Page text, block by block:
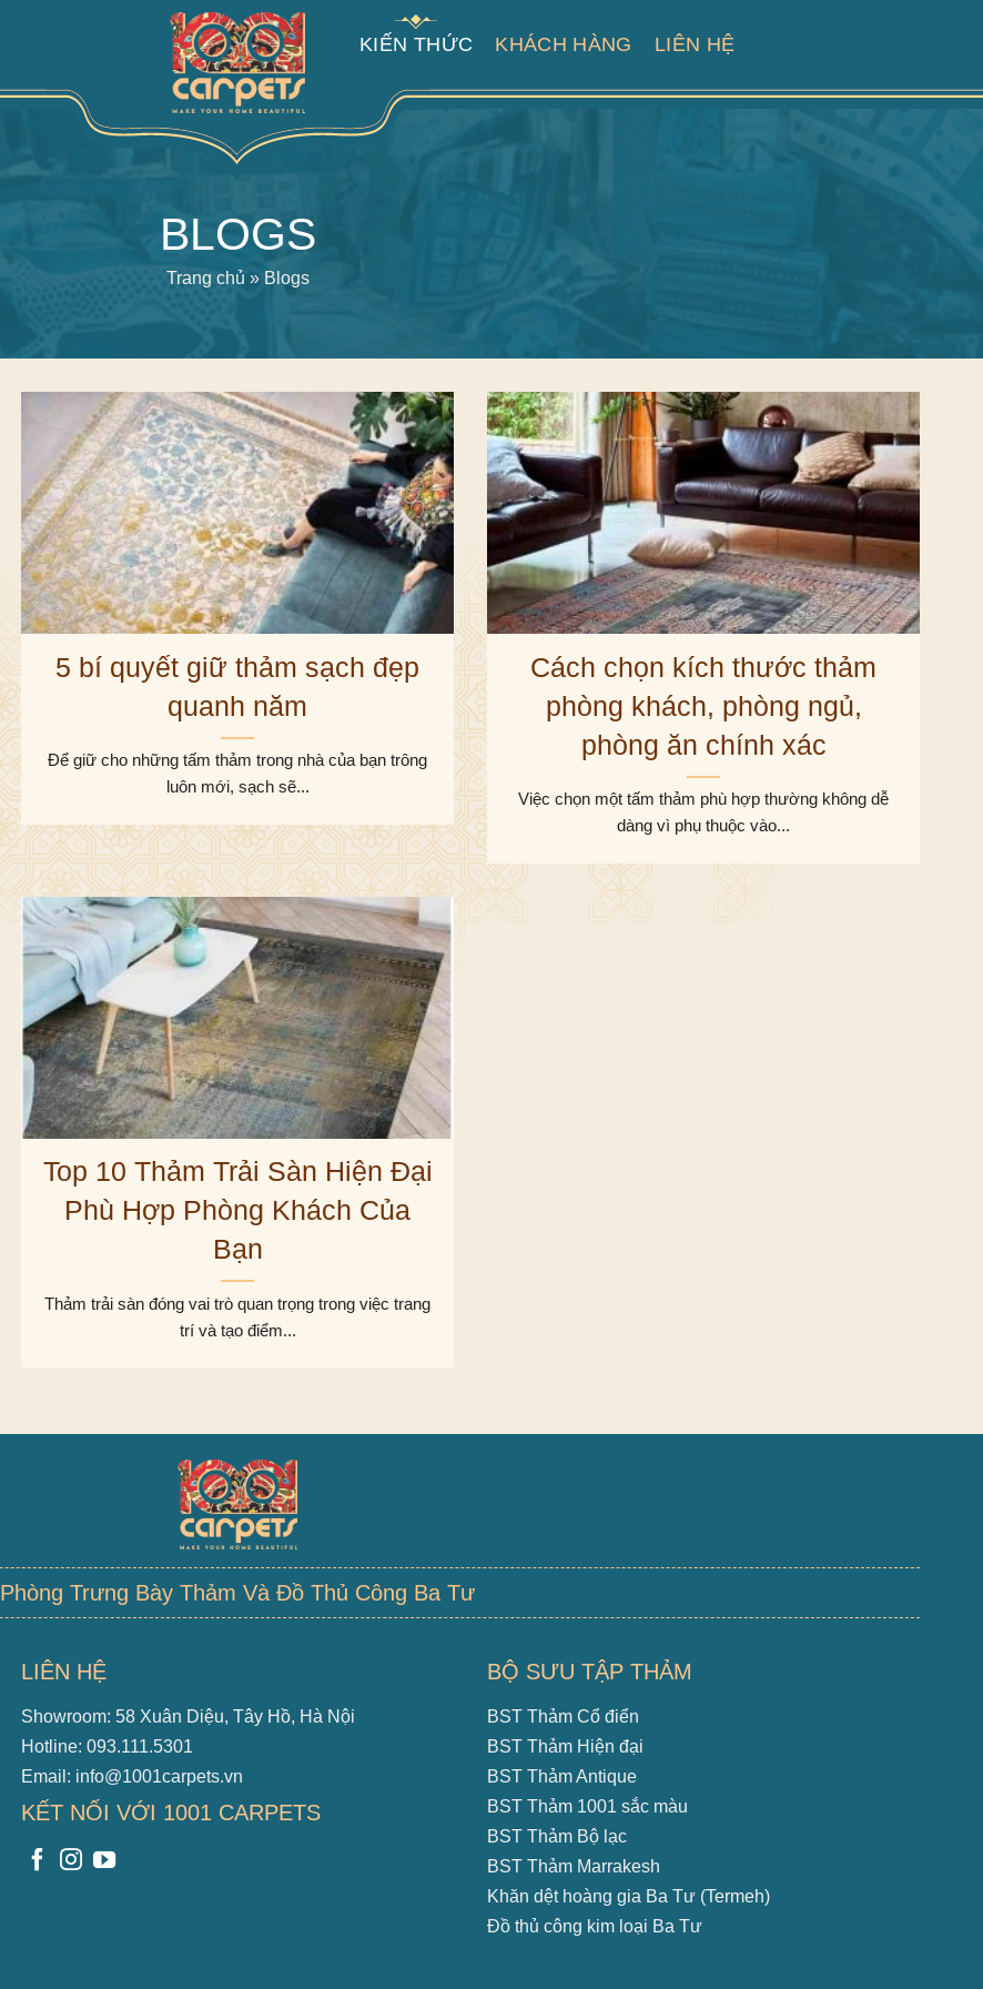
KIẾN THỨC KHÁCH HÀNG LIÊN HỆ
BLOGS
Trang chủ » Blogs
5 bí quyết giữ thảm sạch đẹp
quanh năm
Để giữ cho những tấm thảm trong nhà của bạn trông
luôn mới, sạch sẽ...
Cách chọn kích thước thảm
phòng khách, phòng ngủ,
phòng ăn chính xác
Việc chọn một tấm thảm phù hợp thường không dễ
dàng vì phụ thuộc vào...
Top 10 Thảm Trải Sàn Hiện Đại
Phù Hợp Phòng Khách Của
Bạn
Thảm trải sàn đóng vai trò quan trọng trong việc trang
trí và tạo điểm...
Phòng Trưng Bày Thảm Và Đồ Thủ Công Ba Tư
LIÊN HỆ
Showroom: 58 Xuân Diệu, Tây Hồ, Hà Nội
Hotline: 093.111.5301
Email: info@1001carpets.vn
KẾT NỐI VỚI 1001 CARPETS
BỘ SƯU TẬP THẢM
BST Thảm Cổ điển
BST Thảm Hiện đại
BST Thảm Antique
BST Thảm 1001 sắc màu
BST Thảm Bộ lạc
BST Thảm Marrakesh
Khăn dệt hoàng gia Ba Tư (Termeh)
Đồ thủ công kim loại Ba Tư